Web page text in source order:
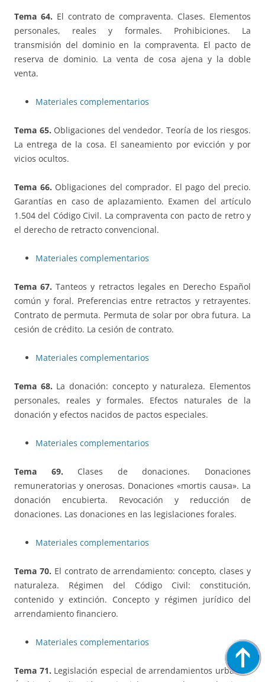
Tema 64. El contrato de compraventa. Clases. Elementos
personales, reales y formales. Prohibiciones. La
transmisión del dominio en la compraventa. El pacto de
reserva de dominio. La venta de cosa ajena y la doble
venta.
Materiales complementarios
Tema 65. Obligaciones del vendedor. Teoría de los riesgos.
La entrega de la cosa. El saneamiento por evicción y por
vicios ocultos.
Tema 66. Obligaciones del comprador. El pago del precio.
Garantías en caso de aplazamiento. Examen del artículo
1.504 del Código Civil. La compraventa con pacto de retro y
el derecho de retracto convencional.
Materiales complementarios
Tema 67. Tanteos y retractos legales en Derecho Español
común y foral. Preferencias entre retractos y retrayentes.
Contrato de permuta. Permuta de solar por obra futura. La
cesión de crédito. La cesión de contrato.
Materiales complementarios
Tema 68. La donación: concepto y naturaleza. Elementos
personales, reales y formales. Efectos naturales de la
donación y efectos nacidos de pactos especiales.
Materiales complementarios
Tema 69. Clases de donaciones. Donaciones
remuneratorias y onerosas. Donaciones «mortis causa». La
donación encubierta. Revocación y reducción de
donaciones. Las donaciones en las legislaciones forales.
Materiales complementarios
Tema 70. El contrato de arrendamiento: concepto, clases y
naturaleza. Régimen del Código Civil: constitución,
contenido y extinción. Concepto y régimen jurídico del
arrendamiento financiero.
Materiales complementarios
Tema 71. Legislación especial de arrendamientos urbanos.